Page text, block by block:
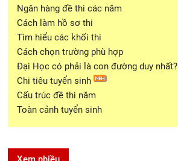
Ngân hàng đề thi các năm
Cách làm hồ sơ thi
Tìm hiểu các khối thi
Cách chọn trường phù hợp
Đại Học có phải là con đường duy nhất?
Chi tiêu tuyển sinh
Cấu trúc đề thi năm
Toàn cảnh tuyển sinh